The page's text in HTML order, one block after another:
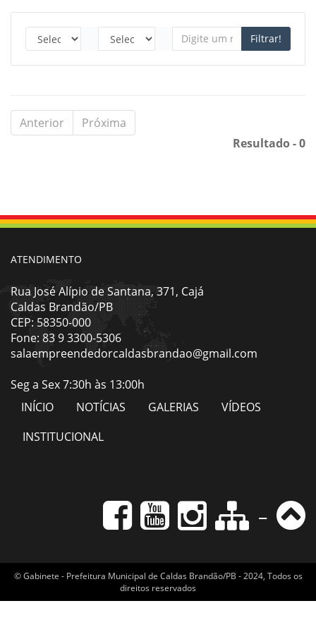
Filtrar!
Anterior
Próxima
Resultado - 0
ATENDIMENTO
Rua José Alípio de Santana, 371, Cajá
Caldas Brandão/PB
CEP: 58350-000
Fone: 83 9 3300-5306
salaempreendedorcaldasbrandao@gmail.com
Seg a Sex 7:30h às 13:00h
INÍCIO
NOTÍCIAS GALERIAS
VÍDEOS
INSTITUCIONAL
-
© Gabinete - Prefeitura Municipal de Caldas Brandão/PB - 2024, Todos os
direitos reservados